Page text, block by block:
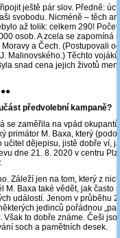
ještě pár slov. Předně:
svobodu. Nicméně – těch
až tolik: celkem 290! Počet
osob. A zcela se zapomíná
a Čech. (Postupovali
Malinovského.) Těchto
snad cena jejich životů
předvolební kampaně?
se zaměřila na vpád
primátor M. Baxa, který
dějepisu, jistě dobře ví,
dne 21. 8. 2020 v centru
Záleží jen na tom, který z
Baxa také vědět, jak často
událostí. Jenom v průběhu
jedinců pořádnou
to dobře známe. Češi
soch a pamětních desek.